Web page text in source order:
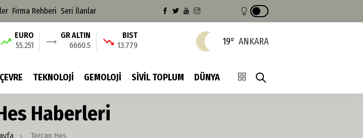
Firma Rehberi Seri İlanlar
EURO
55.251
GR ALTIN
6660.5
BIST
13.779
19° ANKARA
ÇEVRE TEKNOLOJİ GEMOLOJİ SİVİL TOPLUM DÜNYA
Haberleri
Tercan Hes